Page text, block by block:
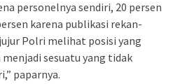
personelnya sendiri, 20 persen
karena publikasi rekan-
Polri melihat posisi yang
sesuatu yang tidak
paparnya.